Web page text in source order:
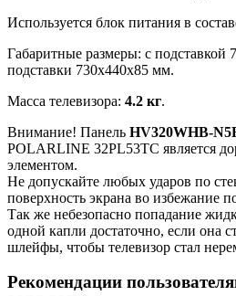
Используется блок питания в
Габаритные размеры: с подставкой
подставки 730x440x85 мм.
Масса телевизора: 4.2 кг.
Внимание! Панель HV320WHB-
POLARLINE 32PL53TC является
элементом.
Не допускайте любых ударов по
поверхность экрана во избежание
Так же небезопасно попадание
одной капли достаточно, если она
шлейфы, чтобы телевизор стал
Рекомендации